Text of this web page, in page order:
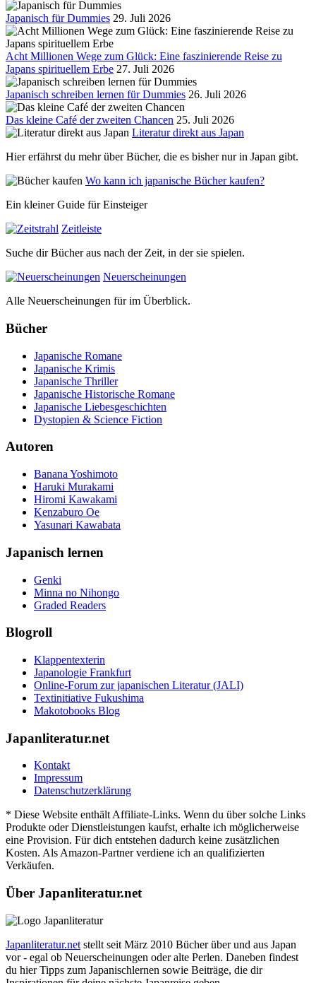
Japanisch für Dummies 29. Juli 2026
Acht Millionen Wege zum Glück: Eine faszinierende Reise zu
Japans spirituellem Erbe 27. Juli 2026
Japanisch schreiben lernen für Dummies 26. Juli 2026
Das kleine Café der zweiten Chancen 25. Juli 2026
Literatur direkt aus Japan
Hier erfährst du mehr über Bücher, die es bisher nur in Japan gibt.
Wo kann ich japanische Bücher kaufen?
Ein kleiner Guide für Einsteiger
Zeitleiste
Suche dir Bücher aus nach der Zeit, in der sie spielen.
Neuerscheinungen
Alle Neuerscheinungen für im Überblick.
Bücher
Japanische Romane
Japanische Krimis
Japanische Thriller
Japanische Historische Romane
Japanische Liebesgeschichten
Dystopien & Science Fiction
Autoren
Banana Yoshimoto
Haruki Murakami
Hiromi Kawakami
Kenzaburo Oe
Yasunari Kawabata
Japanisch lernen
Genki
Minna no Nihongo
Graded Readers
Blogroll
Klappentexterin
Japanologie Frankfurt
Online-Forum zur japanischen Literatur (JALI)
Textinitiative Fukushima
Makotobooks Blog
Japanliteratur.net
Kontakt
Impressum
Datenschutzerklärung
* Diese Website enthält Affiliate-Links. Wenn du über solche Links
Produkte oder Dienstleistungen kaufst, erhalte ich möglicherweise
eine Provision. Für dich entstehen dadurch keine zusätzlichen
Kosten. Als Amazon-Partner verdiene ich an qualifizierten
Verkäufen.
Über Japanliteratur.net
Japanliteratur.net stellt seit März 2010 Bücher über und aus Japan
vor - egal ob Neuerscheinungen oder alte Perlen. Daneben findest
du hier Tipps zum Japanischlernen sowie Beiträge, die dir